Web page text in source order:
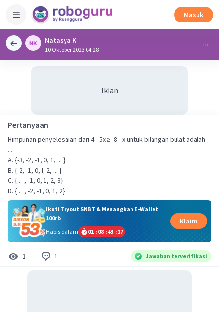
Masuk
Natasya K
10 Oktober 2023 04:28
Iklan
Pertanyaan
Himpunan penyelesaian dari 4 - 5x ≥ -8 - x untuk bilangan bulat adalah
....
A. {-3, -2, -1, 0, 1, ... }
B. {-2, -1, 0, I, 2, ... }
C. { ... , -1, 0, 1, 2, 3}
D. { ... , -2, -1, 0, 1, 2}
Ikuti Tryout SNBT & Menangkan E-Wallet
100rb
Habis dalam
01 :08 :43 :17
Klaim
1 1 Jawaban terverifikasi